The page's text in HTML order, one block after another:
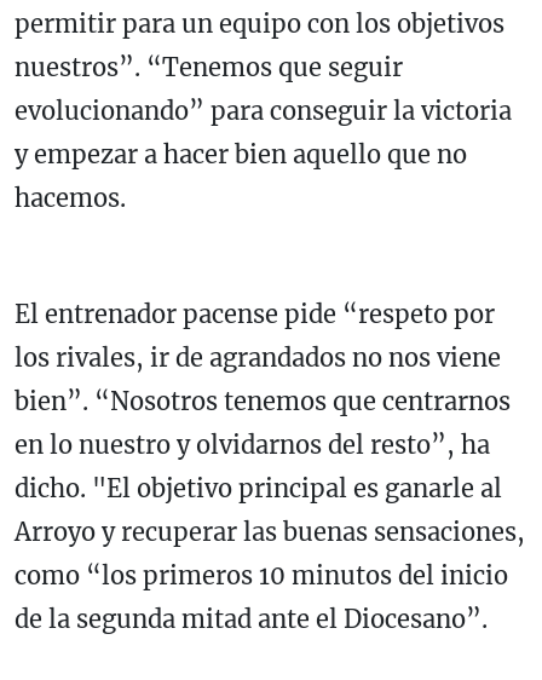
permitir para un equipo con los objetivos
nuestros”. “Tenemos que seguir
evolucionando” para conseguir la victoria
y empezar a hacer bien aquello que no
hacemos.
El entrenador pacense pide “respeto por
los rivales, ir de agrandados no nos viene
bien”. “Nosotros tenemos que centrarnos
en lo nuestro y olvidarnos del resto”, ha
dicho. "El objetivo principal es ganarle al
Arroyo y recuperar las buenas sensaciones,
como “los primeros 10 minutos del inicio
de la segunda mitad ante el Diocesano”.